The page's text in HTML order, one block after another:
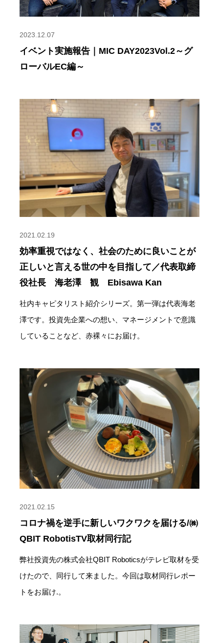
2023.12.07
イベント実施報告｜MIC DAY2023Vol.2～グ
ローバルEC編～
2021.02.19
効率重視ではなく、社会のために良いことが
正しいと言える世の中を目指して／代表取締
役社長 海老澤 観 Ebisawa Kan
社内キャピタリスト紹介シリーズ。第一弾は代表海老
澤です。投資先企業への想い、マネージメントで意識
していることなど、赤裸々にお届け。
2021.02.15
コロナ禍を逆手に新しいワクワクを届ける/㈱
QBIT RobotisTV取材同行記
弊社投資先の株式会社QBIT Roboticsがテレビ取材を受
けたので、同行して来ました。今回は取材同行レポー
トをお届け.。